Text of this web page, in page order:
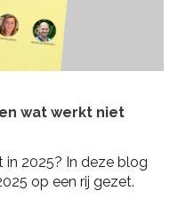
wat werkt niet
2025? In deze blog
op een rij gezet.